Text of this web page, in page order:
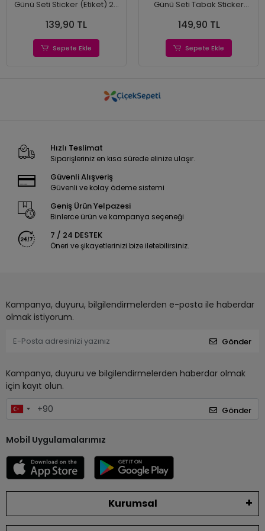
Günü Seti Sticker (Etiket) 20
139,90 TL
Sepete Ekle
Günü Seti Tabak Sticker
149,90 TL
Sepete Ekle
Hızlı Teslimat
Siparişleriniz en kısa sürede elinize ulaşır.
Güvenli Alışveriş
Güvenli ve kolay ödeme sistemi
Geniş Ürün Yelpazesi
Binlerce ürün ve kampanya seçeneği
7 / 24 DESTEK
Öneri ve şikayetlerinizi bize iletebilirsiniz.
Kampanya, duyuru, bilgilendirmelerden e-posta ile haberdar
olmak istiyorum.
Gönder
Kampanya, duyuru ve bilgilendirmelerden haberdar olmak
için kayıt olun.
Gönder
Mobil Uygulamalarımız
Kurumsal